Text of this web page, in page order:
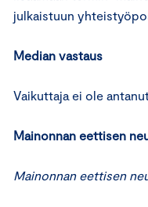
julkaistuun
Median vastaus
Vaikuttaja ei ole
Mainonnan eettisen
Mainonnan eettisen